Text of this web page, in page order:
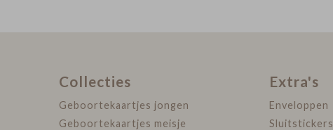
Collecties
Geboortekaartjes jongen
Geboortekaartjes meisje
Extra's
Enveloppen
Sluitstickers